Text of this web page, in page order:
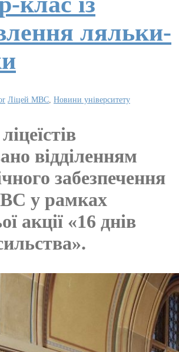
ляльки-
Ліцей МВС Новини університету
відділенням
забезпечення
у рамках
акції «16 днів